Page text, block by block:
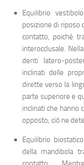
Equilibrio
posizione di riposo
contatto, poiché
interocclusale.
denti latero-
inclinati delle
dirette verso la
parte superiore e
inclinati che hanno
opposto; ciò ne
Equilibrio
della mandibola